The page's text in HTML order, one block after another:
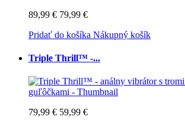
89,99 € 79,99 €
Pridať do košíka Nákupný košík
Triple Thrill™ -...
79,99 € 59,99 €